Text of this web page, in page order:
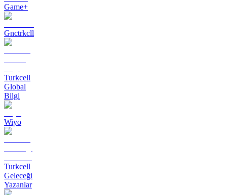
Game+
Gnctrkcll
Turkcell
Global
Bilgi
Wiyo
Turkcell
Geleceği
Yazanlar